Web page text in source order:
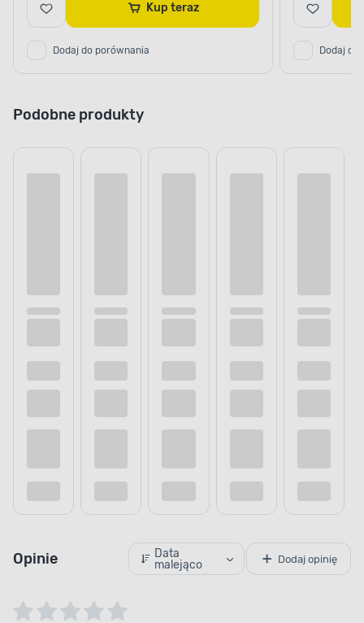
Kup teraz
Dodaj do porównania Dodaj do
Podobne produkty
Opinie
Data
malejąco
Dodaj opinię